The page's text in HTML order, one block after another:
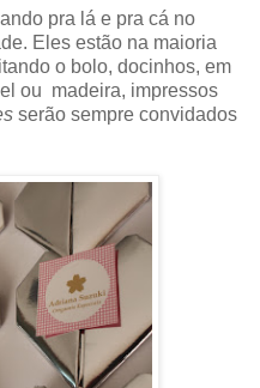
pra lá e pra cá no
Eles estão na maioria
o bolo, docinhos, em
ou madeira, impressos
serão sempre convidados